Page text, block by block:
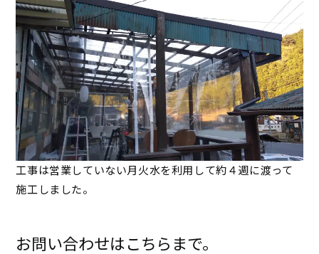
工事は営業していない月火水を利用して約４週に渡って
施工しました。
お問い合わせはこちらまで。